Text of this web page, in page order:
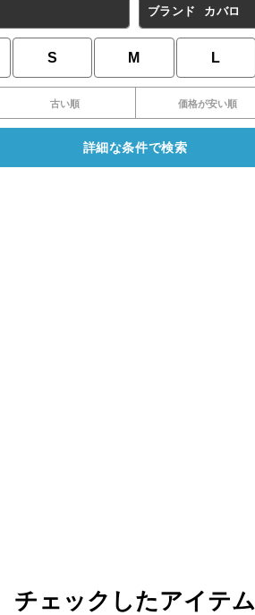
ブランド カバロ
S M L
古い順 価格が安い順
詳細な条件で検索
チェックしたアイテム